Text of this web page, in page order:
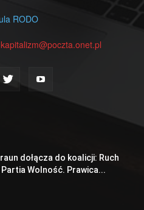
RODO
kapitalizm@poczta.onet.pl
dołącza do koalicji: Ruch
Wolność. Prawica...